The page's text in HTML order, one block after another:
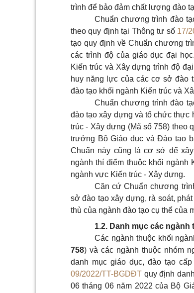
trình để bảo đảm chất lượng đào
Chuẩn chương trình đào
theo quy định tại Thông tư số 17/
tạo quy định về Chuẩn chương
các trình độ của giáo dục đại
Kiến trúc và Xây dựng trình độ
huy năng lực của các cơ sở đào
đào tạo khối ngành Kiến trúc và
Chuẩn chương trình đào
đào tạo xây dựng và tổ chức thực
trúc - Xây dựng (Mã số 758) theo
trưởng Bộ Giáo dục và Đào tạo
Chuẩn này cũng là cơ sở để
ngành thí điểm thuộc khối ngành
ngành vực Kiến trúc - Xây dựng.
Căn cứ Chuẩn chương
sở đào tạo xây dựng, rà soát,
thù của ngành đào tạo cụ thể của
1.2. Danh mục các
Các ngành thuộc khối
758) và các ngành thuộc nhóm
danh mục giáo dục, đào tạo
09/2022/TT-BGDĐT quy định
06 tháng 06 năm 2022 của Bộ